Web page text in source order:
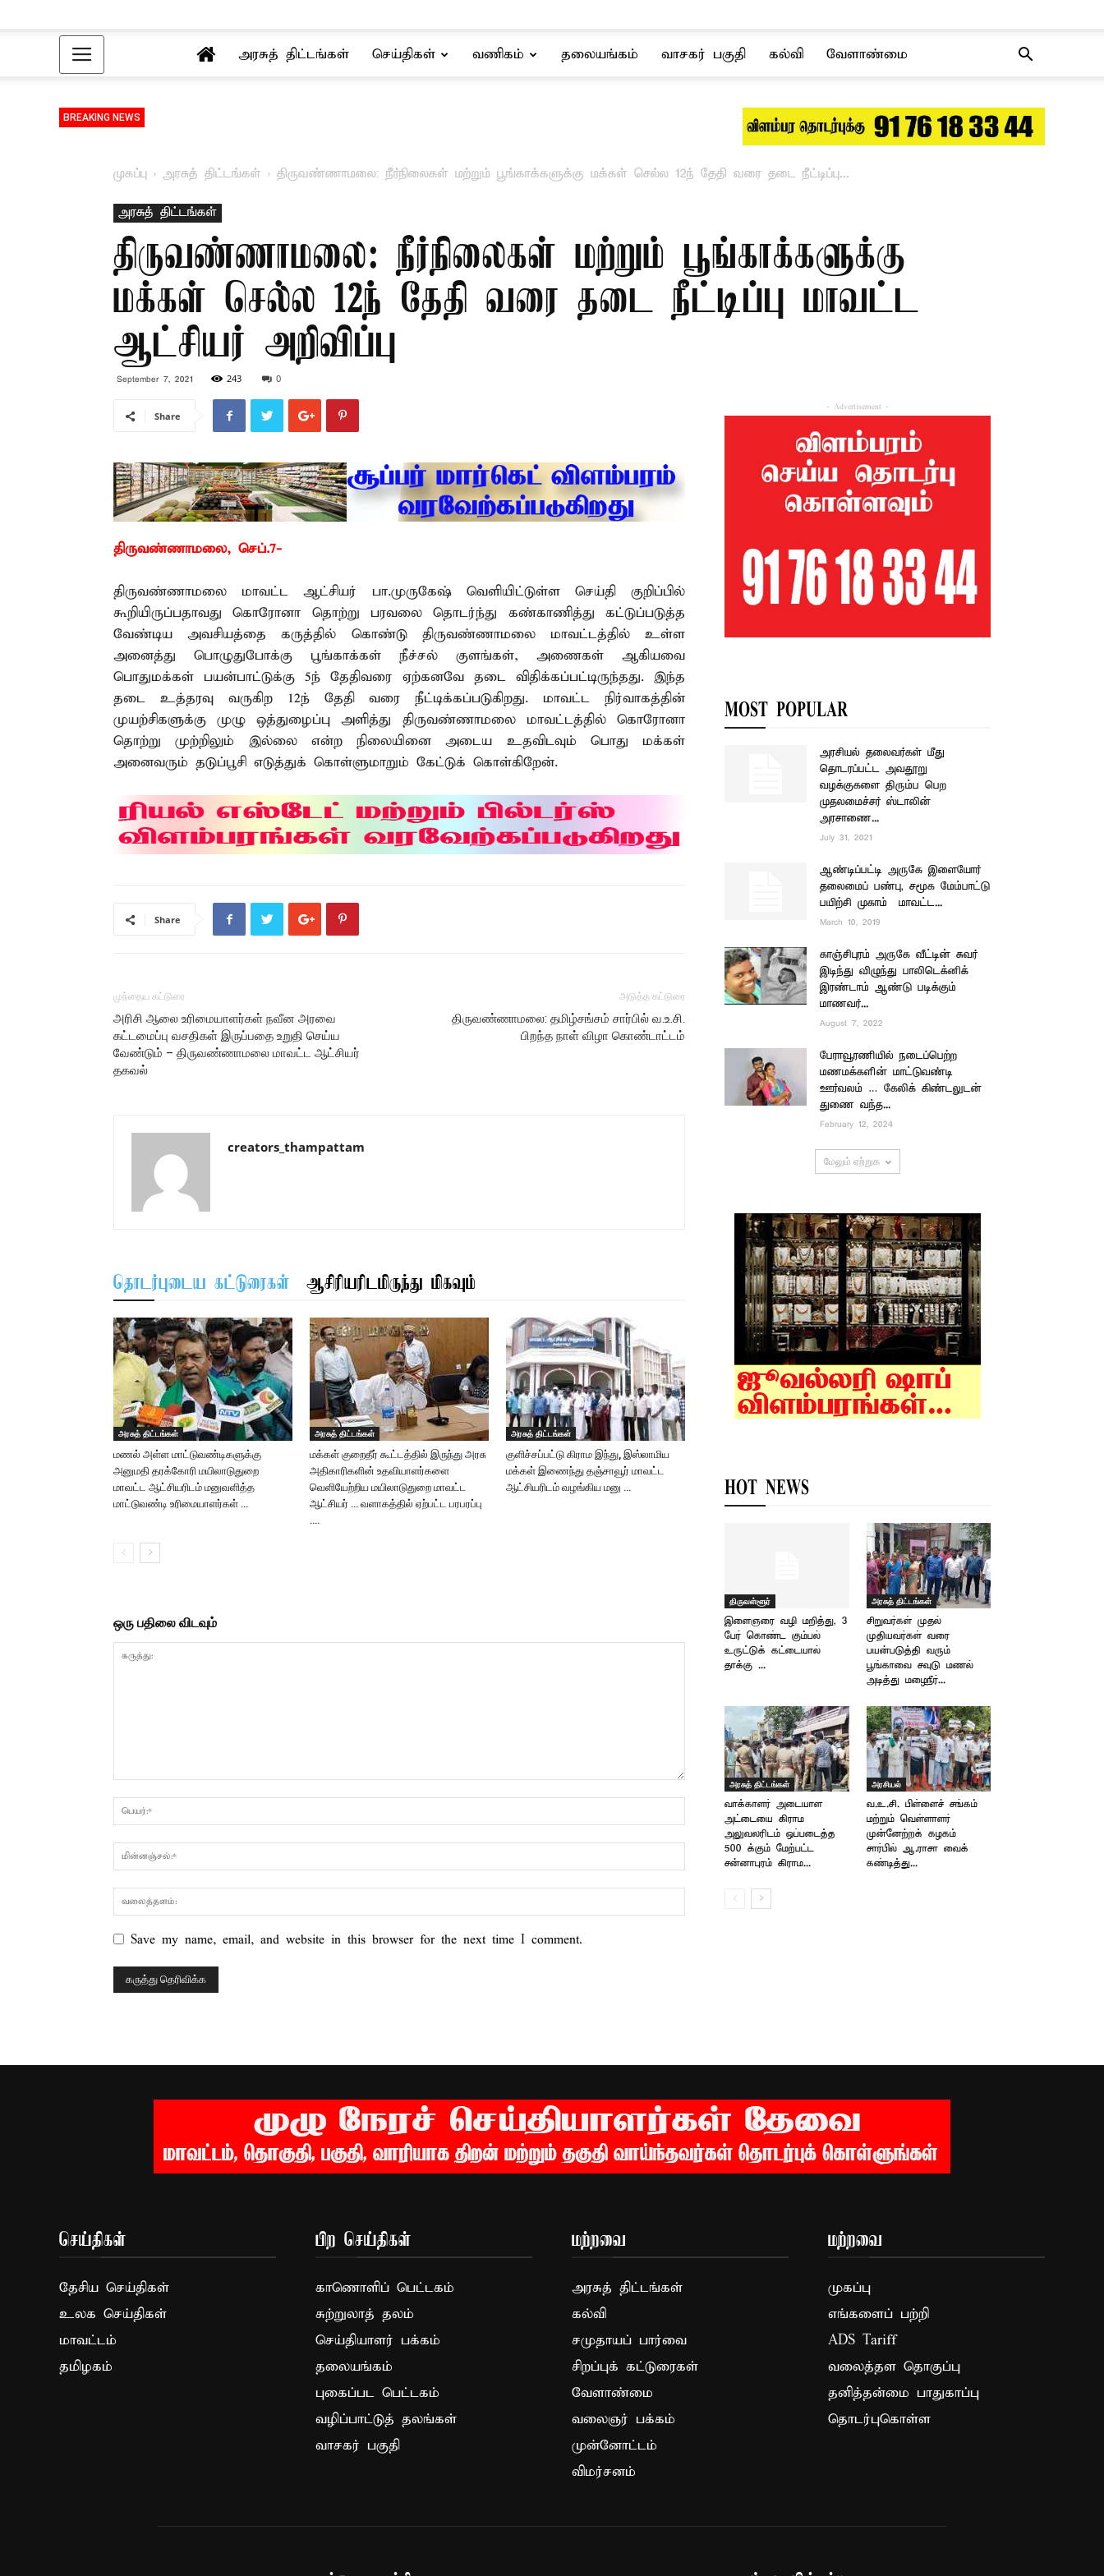
அரசுத் திட்டங்கள் செய்திகள் வணிகம் தலையங்கம் வாசகர் பகுதி கல்வி வேளாண்மை
BREAKING NEWS
முகப்பு அரசுத் திட்டங்கள் திருவண்ணாமலை: நீர்நிலைகள் மற்றும் பூங்காக்களுக்கு மக்கள் செல்ல 12ந் தேதி வரை தடை நீட்டிப்பு...
அரசுத் திட்டங்கள்
திருவண்ணாமலை: நீர்நிலைகள் மற்றும் பூங்காக்களுக்கு
மக்கள் செல்ல 12ந் தேதி வரை தடை நீட்டிப்பு மாவட்ட
ஆட்சியர் அறிவிப்பு
September 7, 2021 243 0
Share
திருவண்ணாமலை, செப்.7-
திருவண்ணாமலை மாவட்ட ஆட்சியர் பா.முருகேஷ் வெளியிட்டுள்ள செய்தி குறிப்பில்
கூறியிருப்பதாவது கொரோனா தொற்று பரவலை தொடர்ந்து கண்காணித்து கட்டுப்படுத்த
வேண்டிய அவசியத்தை கருத்தில் கொண்டு திருவண்ணாமலை மாவட்டத்தில் உள்ள
அனைத்து பொழுதுபோக்கு பூங்காக்கள் நீச்சல் குளங்கள், அணைகள் ஆகியவை
பொதுமக்கள் பயன்பாட்டுக்கு 5ந் தேதிவரை ஏற்கனவே தடை விதிக்கப்பட்டிருந்தது. இந்த
தடை உத்தரவு வருகிற 12ந் தேதி வரை நீட்டிக்கப்படுகிறது. மாவட்ட நிர்வாகத்தின்
முயற்சிகளுக்கு முழு ஒத்துழைப்பு அளித்து திருவண்ணாமலை மாவட்டத்தில் கொரோனா
தொற்று முற்றிலும் இல்லை என்ற நிலையினை அடைய உதவிடவும் பொது மக்கள்
அனைவரும் தடுப்பூசி எடுத்துக் கொள்ளுமாறும் கேட்டுக் கொள்கிறேன்.
Share
முந்தைய கட்டுரை
அரிசி ஆலை உரிமையாளர்கள் நவீன அரவை
கட்டமைப்பு வசதிகள் இருப்பதை உறுதி செய்ய
வேண்டும் – திருவண்ணாமலை மாவட்ட ஆட்சியர்
தகவல்
அடுத்த கட்டுரை
திருவண்ணாமலை: தமிழ்சங்சம் சார்பில் வ.உ.சி.
பிறந்த நாள் விழா கொண்டாட்டம்
creators_thampattam
தொடர்புடைய கட்டுரைகள் ஆசிரியரிடமிருந்து மிகவும்
அரசுத் திட்டங்கள்
மணல் அள்ள மாட்டுவண்டிகளுக்கு
அனுமதி தரக்கோரி மயிலாடுதுறை
மாவட்ட ஆட்சியரிடம் மனுவளித்த
மாட்டுவண்டி உரிமையாளர்கள் …
அரசுத் திட்டங்கள்
மக்கள் குறைதீர் கூட்டத்தில் இருந்து அரசு
அதிகாரிகளின் உதவியாளர்களை
வெளியேற்றிய மயிலாடுதுறை மாவட்ட
ஆட்சியர் … வளாகத்தில் ஏற்பட்ட பரபரப்பு
….
அரசுத் திட்டங்கள்
குளிச்சப்பட்டு கிராம இந்து, இஸ்லாமிய
மக்கள் இணைந்து தஞ்சாவூர் மாவட்ட
ஆட்சியரிடம் வழங்கிய மனு …
ஒரு பதிலை விடவும்
Save my name, email, and website in this browser for the next time I comment.
- Advertisement -
MOST POPULAR
அரசியல் தலைவர்கள் மீது
தொடரப்பட்ட அவதூறு
வழக்குகளை திரும்ப பெற
முதலமைச்சர் ஸ்டாலின்
அரசாணை...
July 31, 2021
ஆண்டிப்பட்டி அருகே இளையோர்
தலைமைப் பண்பு, சமூக மேம்பாட்டு
பயிற்சி முகாம் – மாவட்ட...
March 10, 2019
காஞ்சிபுரம் அருகே வீட்டின் சுவர்
இடிந்து விழுந்து பாலிடெக்னிக்
இரண்டாம் ஆண்டு படிக்கும்
மாணவர்...
August 7, 2022
பேராவூரணியில் நடைப்பெற்ற
மணமக்களின் மாட்டுவண்டி
ஊர்வலம் … கேலிக் கிண்டலுடன்
துணை வந்த...
February 12, 2024
மேலும் ஏற்றுக
HOT NEWS
திருவள்ளூர்
இளைஞரை வழி மறித்து, 3
பேர் கொண்ட கும்பல்
உருட்டுக் கட்டையால்
தாக்கு –...
அரசுத் திட்டங்கள்
சிறுவர்கள் முதல்
முதியவர்கள் வரை
பயன்படுத்தி வரும்
பூங்காவை சவுடு மணல்
அடித்து மழைநீர்...
அரசுத் திட்டங்கள்
வாக்காளர் அடையாள
அட்டையை கிராம
அலுவலரிடம் ஒப்படைத்த
500 க்கும் மேற்பட்ட
சன்னாபுரம் கிராம...
அரசியல்
வ.உ.சி. பிள்ளைச் சங்கம்
மற்றும் வெள்ளாளர்
முன்னேற்றக் கழகம்
சார்பில் ஆ.ராசா வைக்
கண்டித்து...
செய்திகள்
தேசிய செய்திகள்
உலக செய்திகள்
மாவட்டம்
தமிழகம்
பிற செய்திகள்
காணொளிப் பெட்டகம்
சுற்றுலாத் தலம்
செய்தியாளர் பக்கம்
தலையங்கம்
புகைப்பட பெட்டகம்
வழிப்பாட்டுத் தலங்கள்
வாசகர் பகுதி
மற்றவை
அரசுத் திட்டங்கள்
கல்வி
சமுதாயப் பார்வை
சிறப்புக் கட்டுரைகள்
வேளாண்மை
வலைஞர் பக்கம்
முன்னோட்டம்
விமர்சனம்
மற்றவை
முகப்பு
எங்களைப் பற்றி
ADS Tariff
வலைத்தள தொகுப்பு
தனித்தன்மை பாதுகாப்பு
தொடர்புகொள்ள